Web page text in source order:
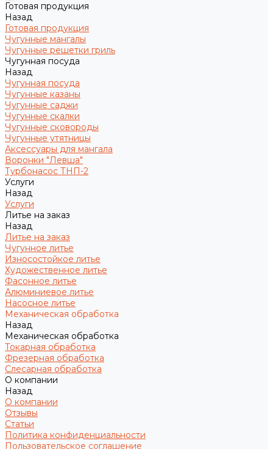
Готовая продукция
Назад
Готовая продукция
Чугунные мангалы
Чугунные решетки гриль
Чугунная посуда
Назад
Чугунная посуда
Чугунные казаны
Чугунные саджи
Чугунные скалки
Чугунные сковороды
Чугунные утятницы
Аксессуары для мангала
Воронки "Левша"
Турбонасос ТНП-2
Услуги
Назад
Услуги
Литье на заказ
Назад
Литье на заказ
Чугунное литье
Износостойкое литье
Художественное литье
Фасонное литье
Алюминиевое литье
Насосное литье
Механическая обработка
Назад
Механическая обработка
Токарная обработка
Фрезерная обработка
Слесарная обработка
О компании
Назад
О компании
Отзывы
Статьи
Политика конфиденциальности
Пользовательское соглашение